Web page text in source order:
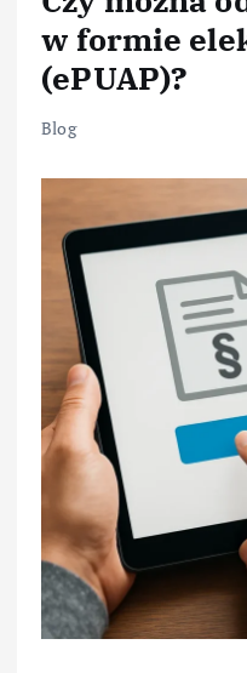
w formie
(ePUAP)?
Blog